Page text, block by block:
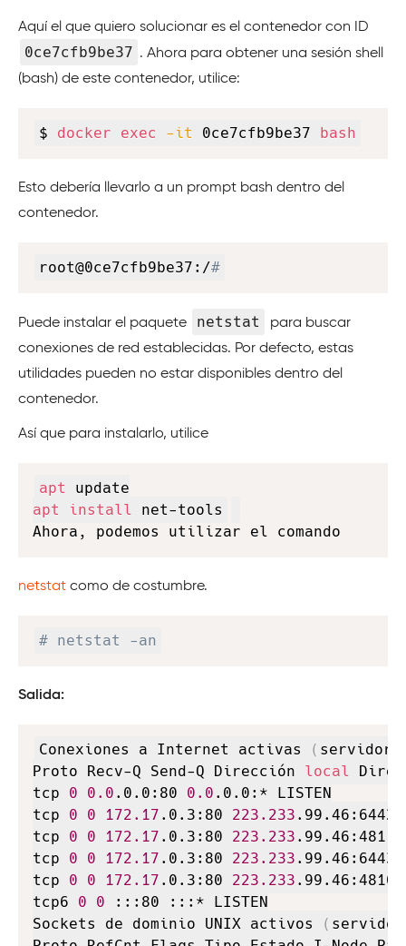
Aquí el que quiero solucionar es el contenedor con ID
0ce7cfb9be37 . Ahora para obtener una sesión shell
(bash) de este contenedor, utilice:
$ docker exec -it 0ce7cfb9be37 bash
Esto debería llevarlo a un prompt bash dentro del
contenedor.
root@0ce7cfb9be37:/#
Puede instalar el paquete netstat
para buscar
conexiones de red establecidas. Por defecto, estas
utilidades pueden no estar disponibles dentro del
contenedor.
Así que para instalarlo, utilice
apt
apt
install net-tools
Ahora, podemos utilizar el comando
netstat como de costumbre.
# netstat -an
Salida:
Conexiones a Internet activas (
Proto Recv-Q Send-Q Dirección local
tcp 0 0.0 .0.0:80 0.0 .0.0:* LISTEN
tcp 0 0 172.17 .0.3:80 223.233 .99.46:64429
tcp 0 0 172.17 .0.3:80 223.233 .99.46:4811
tcp 0 0 172.17 .0.3:80 223.233 .99.46:64430
tcp 0 0 172.17 .0.3:80 223.233 .99.46:4810
tcp6 0 0 :::80 :::* LISTEN
Sockets de dominio UNIX activos
(